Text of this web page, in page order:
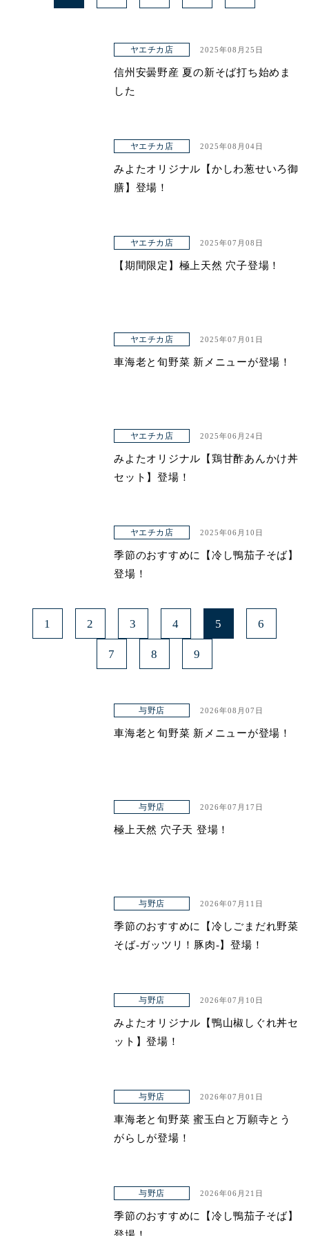
ヤエチカ店 2025年08月25日
信州安曇野産 夏の新そば打ち始めま
した
ヤエチカ店 2025年08月04日
みよたオリジナル【かしわ葱せいろ御
膳】登場！
ヤエチカ店 2025年07月08日
【期間限定】極上天然 穴子登場！
ヤエチカ店 2025年07月01日
車海老と旬野菜 新メニューが登場！
ヤエチカ店 2025年06月24日
みよたオリジナル【鶏甘酢あんかけ丼
セット】登場！
ヤエチカ店 2025年06月10日
季節のおすすめに【冷し鴨茄子そば】
登場！
1 2 3 4 5 6
7 8 9
与野店 2026年08月07日
車海老と旬野菜 新メニューが登場！
与野店 2026年07月17日
極上天然 穴子天 登場！
与野店 2026年07月11日
季節のおすすめに【冷しごまだれ野菜
そば-ガッツリ！豚肉-】登場！
与野店 2026年07月10日
みよたオリジナル【鴨山椒しぐれ丼セ
ット】登場！
与野店 2026年07月01日
車海老と旬野菜 蜜玉白と万願寺とう
がらしが登場！
与野店 2026年06月21日
季節のおすすめに【冷し鴨茄子そば】